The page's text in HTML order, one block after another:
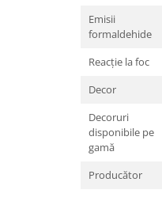
Emisii
formaldehide
Reacție la foc
Decor
Decoruri
disponibile pe
gamă
Producător